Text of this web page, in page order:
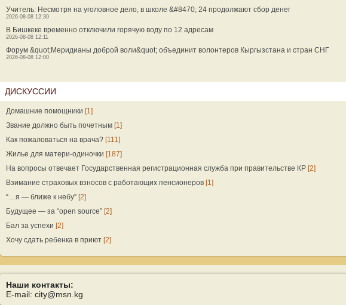
Учитель: Несмотря на уголовное дело, в школе &#8470; 24 продолжают сбор денег
2026-08-08 12:30
В Бишкеке временно отключили горячую воду по 12 адресам
2026-08-08 12:11
Форум &quot;Меридианы доброй воли&quot; объединит волонтеров Кыргызстана и стран СНГ
2026-08-08 12:00
ДИСКУССИИ
Домашние помощники [1]
Звание должно быть почетным [1]
Как пожаловаться на врача? [111]
Жилье для матери-одиночки [187]
На вопросы отвечает Государственная регистрационная служба при правительстве КР [2]
Взимание страховых взносов с работающих пенсионеров [1]
“…я — ближе к небу” [2]
Будущее — за “open source” [2]
Бал за успехи [2]
Хочу сдать ребенка в приют [2]
Наши контакты:
E-mail: city@msn.kg